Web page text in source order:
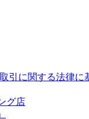
引に関する法律に
グ店